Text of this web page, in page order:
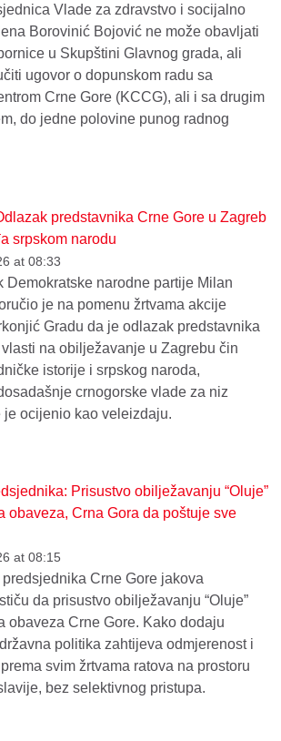
Vlade za zdravstvo i socijalno
Borovinić Bojović ne može obavljati
u Skupštini Glavnog grada, ali
ugovor o dopunskom radu sa
Crne Gore (KCCG), ali i sa drugim
do jedne polovine punog radnog
predstavnika Crne Gore u Zagreb
srpskom narodu
at 08:33
Demokratske narodne partije Milan
je na pomenu žrtvama akcije
Gradu da je odlazak predstavnika
na obilježavanje u Zagrebu čin
istorije i srpskog naroda,
crnogorske vlade za niz
je ocijenio kao veleizdaju.
Prisustvo obilježavanju “Oluje”
obaveza, Crna Gora da poštuje sve
at 08:15
predsjednika Crne Gore jakova
da prisustvo obilježavanju “Oluje”
obaveza Crne Gore. Kako dodaju
politika zahtijeva odmjerenost i
svim žrtvama ratova na prostoru
bez selektivnog pristupa.